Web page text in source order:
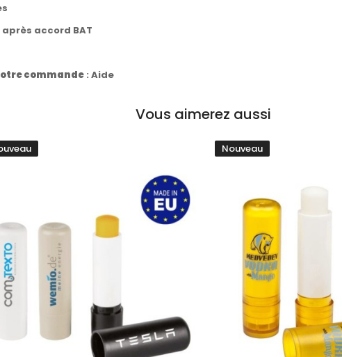
accord BAT
commande : Aide
Vous aimerez aussi
Nouveau